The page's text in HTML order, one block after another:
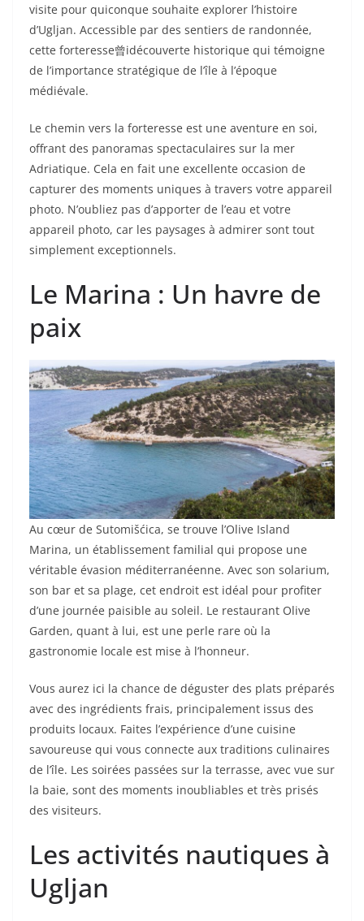
visite pour quiconque souhaite explorer l’histoire
d’Ugljan. Accessible par des sentiers de randonnée,
cette forteresse曾idécouverte historique qui témoigne
de l’importance stratégique de l’île à l’époque
médiévale.
Le chemin vers la forteresse est une aventure en soi,
offrant des panoramas spectaculaires sur la mer
Adriatique. Cela en fait une excellente occasion de
capturer des moments uniques à travers votre appareil
photo. N’oubliez pas d’apporter de l’eau et votre
appareil photo, car les paysages à admirer sont tout
simplement exceptionnels.
Le Marina : Un havre de
paix
Au cœur de Sutomišćica, se trouve l’Olive Island
Marina, un établissement familial qui propose une
véritable évasion méditerranéenne. Avec son solarium,
son bar et sa plage, cet endroit est idéal pour profiter
d’une journée paisible au soleil. Le restaurant Olive
Garden, quant à lui, est une perle rare où la
gastronomie locale est mise à l’honneur.
Vous aurez ici la chance de déguster des plats préparés
avec des ingrédients frais, principalement issus des
produits locaux. Faites l’expérience d’une cuisine
savoureuse qui vous connecte aux traditions culinaires
de l’île. Les soirées passées sur la terrasse, avec vue sur
la baie, sont des moments inoubliables et très prisés
des visiteurs.
Les activités nautiques à
Ugljan